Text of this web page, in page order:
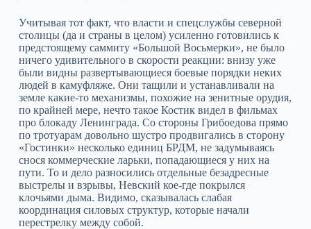
Учитывая тот факт, что власти и спецслужбы северной
столицы (да и страны в целом) усиленно готовились к
предстоящему саммиту «Большой Восьмерки», не было
ничего удивительного в скорости реакции: внизу уже
были видны развертывающиеся боевые порядки неких
людей в камуфляже. Они тащили и устанавливали на
земле какие-то механизмы, похожие на зенитные орудия,
по крайней мере, нечто такое Костик видел в фильмах
про блокаду Ленинграда. Со стороны Грибоедова прямо
по тротуарам довольно шустро продвигались в сторону
«Гостинки» несколько единиц БРДМ, не задумываясь
снося коммерческие ларьки, попадающиеся у них на
пути. То и дело разносились отдельные безадресные
выстрелы и взрывы, Невский кое-где покрылся
клочьями дыма. Видимо, сказывалась слабая
координация силовых структур, которые начали
перестрелку между собой.